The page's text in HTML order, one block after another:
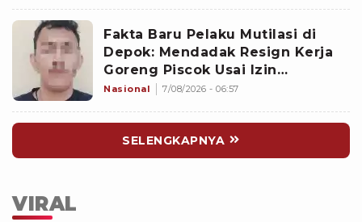
Fakta Baru Pelaku Mutilasi di
Depok: Mendadak Resign Kerja
Goreng Piscok Usai Izin
Interview di Mal
Nasional 7/08/2026 - 06:57
SELENGKAPNYA
VIRAL